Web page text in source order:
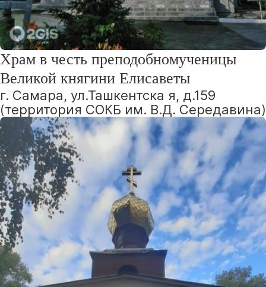
Храм в честь преподобномученицы
Великой княгини Елисаветы
г. Самара, ул.Ташкентска я, д.159
(территория СОКБ им. В.Д. Середавина)